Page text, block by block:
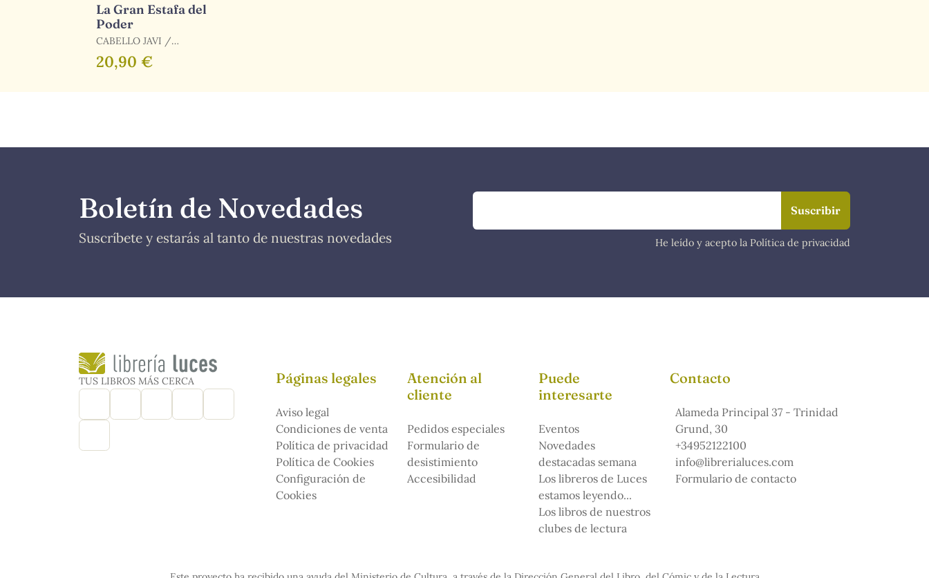
La Gran Estafa del
Poder
CABELLO JAVI /
CABELLO, JAVI
20,90 €
Boletín de Novedades
Suscríbete y estarás al tanto de nuestras novedades He leído y acepto la Política de privacidad
TUS LIBROS MÁS CERCA Páginas legales
Aviso legal
Condiciones de venta
Política de privacidad
Política de Cookies
Configuración de
Cookies
Atención al
cliente
Pedidos especiales
Formulario de
desistimiento
Accesibilidad
Puede
interesarte
Eventos
Novedades
destacadas semana
Los libreros de Luces
estamos leyendo...
Los libros de nuestros
clubes de lectura
Contacto
Alameda Principal 37 - Trinidad
Grund, 30
+34952122100
info@librerialuces.com
Formulario de contacto